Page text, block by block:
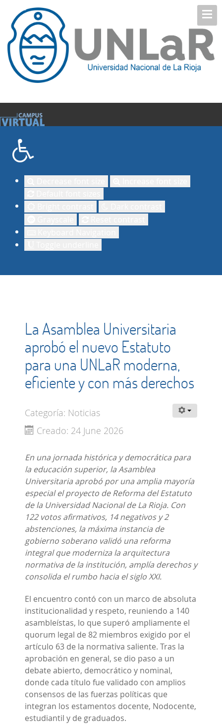
La Asamblea Universitaria
aprobó el nuevo Estatuto
para una UNLaR moderna,
eficiente y con más derechos
Categoría: Noticias
Creado: 24 June 2026
En una jornada histórica y democrática para
la educación superior, la Asamblea
Universitaria aprobó por una amplia mayoría
especial el proyecto de Reforma del Estatuto
de la Universidad Nacional de La Rioja. Con
122 votos afirmativos, 14 negativos y 2
abstenciones, la máxima instancia de
gobierno soberano validó una reforma
integral que moderniza la arquitectura
normativa de la institución, amplía derechos y
consolida el rumbo hacia el siglo XXI.
El encuentro contó con un marco de absoluta
institucionalidad y respeto, reuniendo a 140
asambleístas, lo que superó ampliamente el
quorum legal de 82 miembros exigido por el
artículo 63 de la normativa saliente. Tras la
aprobación en general, se dio paso a un
debate abierto, democrático y nominal,
donde cada título fue validado con amplios
consensos de las fuerzas políticas que
integran los estamentos docente, Nodocente,
estudiantil y de graduados.